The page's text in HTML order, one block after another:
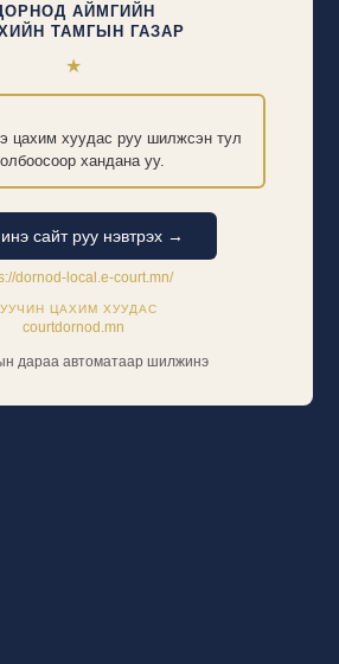
АЙМГИЙН
ТАМГЫН ГАЗАР
★
цахим хуудас руу шилжсэн тул
хандана уу.
сайт руу нэвтрэх →
dornod-local.e-court.mn/
ЦАХИМ ХУУДАС
courtdornod.mn
дараа автоматаар шилжинэ